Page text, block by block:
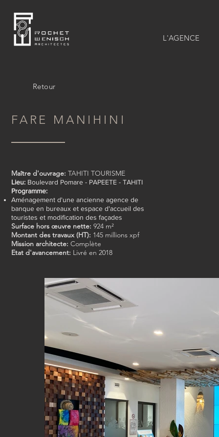
L'AGENCE
Retour
FARE MANIHINI
Maître d'ouvrage: TAHITI TOURISME
Lieu: Boulevard Pomare - PAPEETE - TAHITI
Programme:
Aménagement d'une ancienne agence de
banque en bureaux et espace d'accueil des
touristes et modification des façades
Surface hors œuvre nette: 924 m²
Montant des travaux (HT): 145 millions xpf
Mission architecte: Complète
Etat d'avancement: Livré en 2018